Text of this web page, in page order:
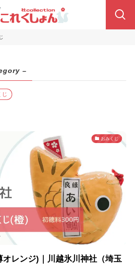
–
じ
おみくじ
オレンジ)｜川越氷川神社（埼玉